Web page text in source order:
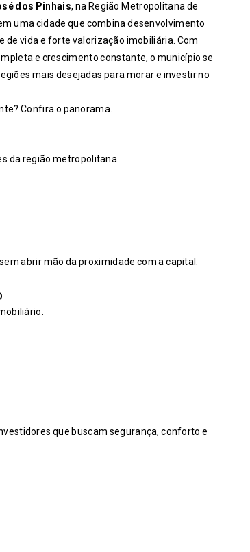
dos Pinhais, na Região Metropolitana de
uma cidade que combina desenvolvimento
de vida e forte valorização imobiliária. Com
e crescimento constante, o município se
mais desejadas para morar e investir no
Confira o panorama.
da região metropolitana.
abrir mão da proximidade com a capital.
que buscam segurança, conforto e